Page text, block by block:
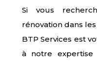
Si vous
rénovation dans
BTP Services est
à notre